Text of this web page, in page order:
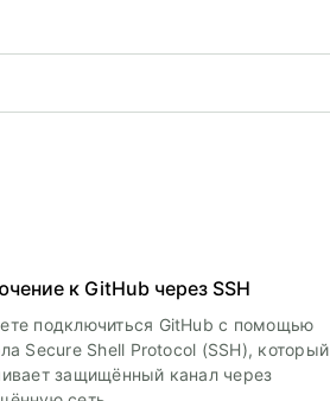
к GitHub через SSH
подключиться GitHub с помощью
Secure Shell Protocol (SSH), который
защищённый канал через